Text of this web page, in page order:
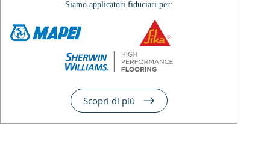
Siamo applicatori fiduciari per:
Scopri di più